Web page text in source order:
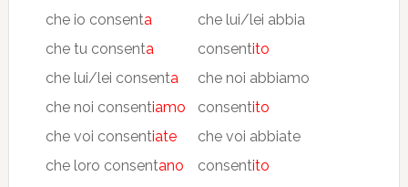
che io consenta
che tu consenta
che lui/lei consenta
che noi consentiamo
che voi consentiate
che loro consentano
che lui/lei abbia
consentito
che noi abbiamo
consentito
che voi abbiate
consentito